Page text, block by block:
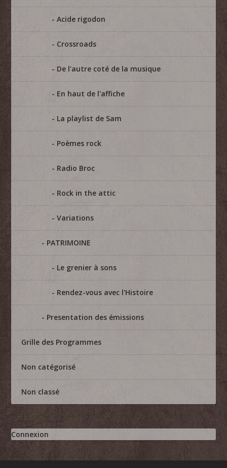
Acide rigodon
Crossroads
De l'autre coté de la musique
En haut de l'affiche
La playlist de Sam
Poèmes rock
Radio Broc
Rock in the attic
Variations
PATRIMOINE
Le grenier à sons
Rendez-vous avec l'Histoire
Presentation des émissions
Grille des Programmes
Non catégorisé
Non classé
Connexion